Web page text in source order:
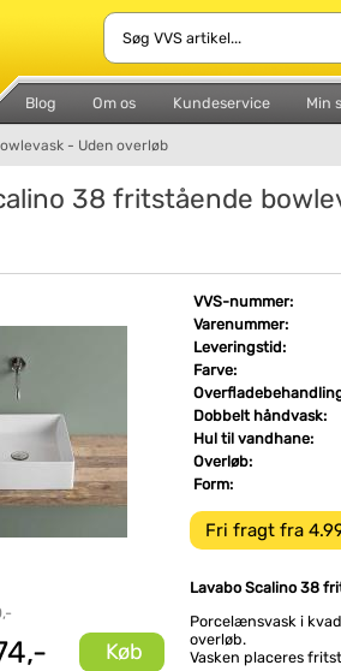
Blog Om os Kundeservice Min
- Uden overløb
38 fritstående
Køb
VVS-nummer:
Varenummer:
Leveringstid:
Farve:
Dobbelt håndvask:
Hul til vandhane:
Overløb:
Form:
Fri fragt fra
Lavabo Scalino 38
Porcelænsvask i
overløb.
Vasken placeres